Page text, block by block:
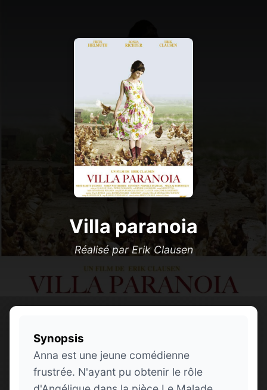
Villa paranoia
Réalisé par Erik Clausen
Synopsis
Anna est une jeune comédienne
frustrée. N'ayant pu obtenir le rôle